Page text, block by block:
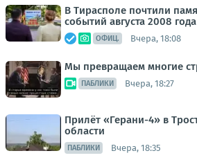
В Тирасполе почтили
событий августа 2008 года
ОФИЦ. Вчера, 18:08
Мы превращаем многие
ПАБЛИКИ Вчера, 18:27
Прилёт «Герани-4» в
области
ПАБЛИКИ Вчера, 18:35